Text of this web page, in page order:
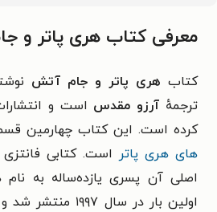
معرفی کتاب هری پاتر و
کتاب هری پاتر و جام آتش
ترجمهٔ آرزو مقدس است و
کرده است. این کتاب چهارمین
های هری پاتر است. کتابی
اصلی آن پسری یازده‌ساله به
اولین بار در سال